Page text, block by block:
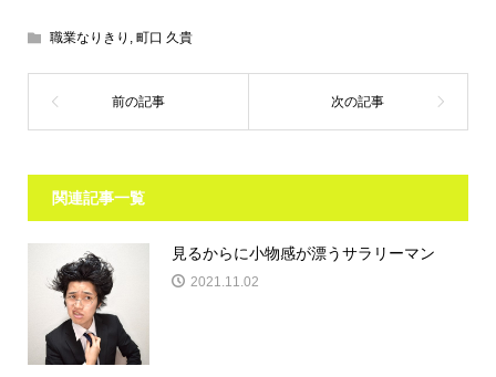
職業なりきり , 町口 久貴
関連記事一覧
見るからに小物感が漂うサラリーマン
2021.11.02